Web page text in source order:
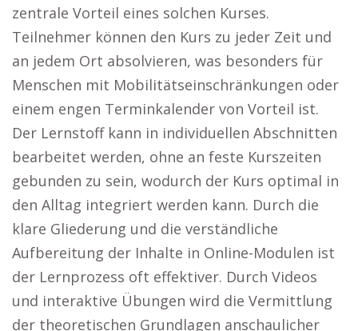
zentrale Vorteil eines solchen Kurses.
Teilnehmer können den Kurs zu jeder Zeit und
an jedem Ort absolvieren, was besonders für
Menschen mit Mobilitätseinschränkungen oder
einem engen Terminkalender von Vorteil ist.
Der Lernstoff kann in individuellen Abschnitten
bearbeitet werden, ohne an feste Kurszeiten
gebunden zu sein, wodurch der Kurs optimal in
den Alltag integriert werden kann. Durch die
klare Gliederung und die verständliche
Aufbereitung der Inhalte in Online-Modulen ist
der Lernprozess oft effektiver. Durch Videos
und interaktive Übungen wird die Vermittlung
der theoretischen Grundlagen anschaulicher